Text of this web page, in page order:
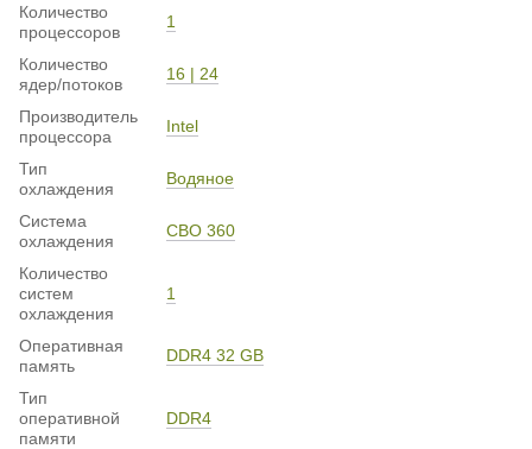
Количество
процессоров
1
Количество
ядер/потоков
16 | 24
Производитель
процессора
Intel
Тип
охлаждения
Водяное
Система
охлаждения
СВО 360
Количество
систем
охлаждения
1
Оперативная
память
DDR4 32 GB
Тип
оперативной
памяти
DDR4